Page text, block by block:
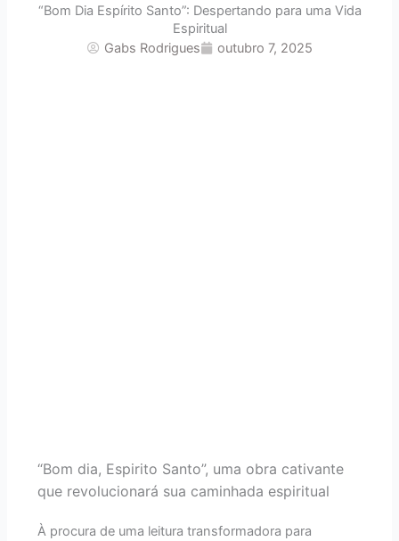
“Bom Dia Espírito Santo”: Despertando para uma Vida
Espiritual
Gabs Rodrigues
outubro 7, 2025
“Bom dia, Espirito Santo”, uma obra cativante
que revolucionará sua caminhada espiritual
À procura de uma leitura transformadora para